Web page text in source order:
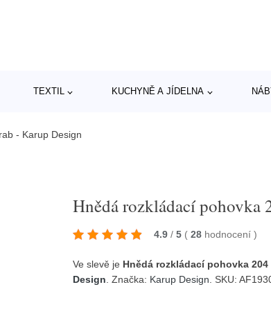
TEXTIL KUCHYNĚ A JÍDELNA
- Karup Design
Hnědá rozkládací pohovka
4.9 / 5 ( 28 hodnocení)
Ve slevě je Hnědá rozkládací pohovka
Design . Značka: Karup Design . SKU: